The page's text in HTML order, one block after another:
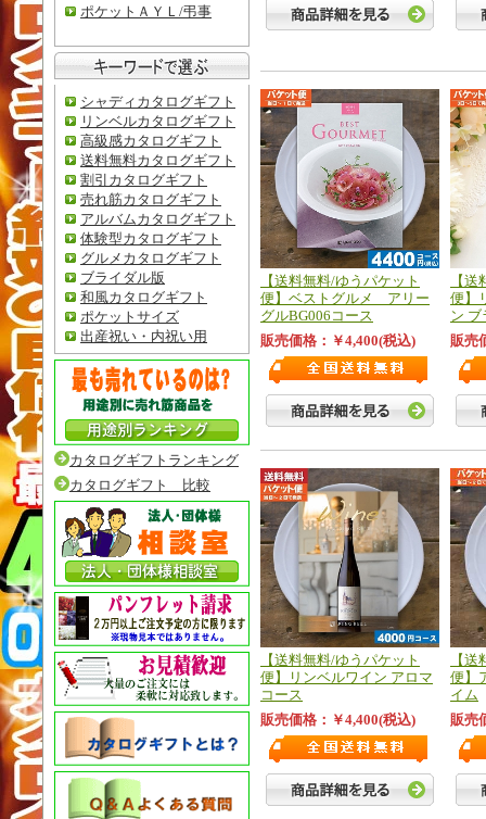
ポケットＡＹＬ/弔事
シャディカタログギフト
リンベルカタログギフト
高級感カタログギフト
送料無料カタログギフト
割引カタログギフト
売れ筋カタログギフト
アルバムカタログギフト
体験型カタログギフト
グルメカタログギフト
ブライダル版
和風カタログギフト
ポケットサイズ
出産祝い・内祝い用
カタログギフトランキング
カタログギフト 比較
【送料無料/ゆうパケット
便】ベストグルメ アリー
グルBG006コース
販売価格：￥4,400(税込)
【
便】
ン ブ
販売
【送料無料/ゆうパケット
便】リンベルワイン アロマ
コース
販売価格：￥4,400(税込)
【
便】
イム
販売